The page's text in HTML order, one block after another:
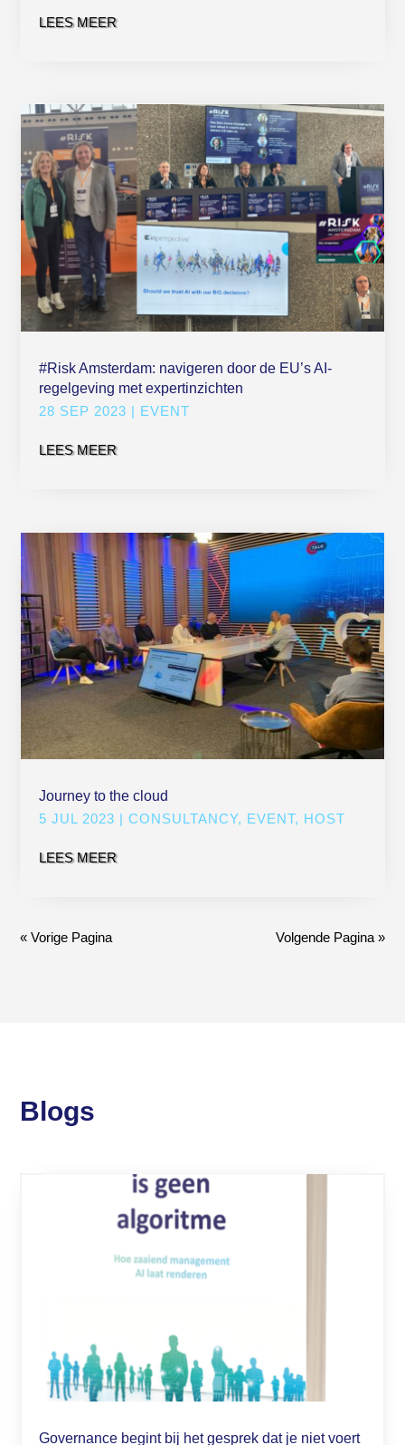
LEES MEER
#Risk Amsterdam: navigeren door de EU’s AI-
regelgeving met expertinzichten
28 SEP 2023 | EVENT
LEES MEER
Journey to the cloud
5 JUL 2023 |CONSULTANCY, EVENT, HOST
LEES MEER
« Vorige Pagina Volgende Pagina »
Blogs
Governance begint bij het gesprek dat je niet voert